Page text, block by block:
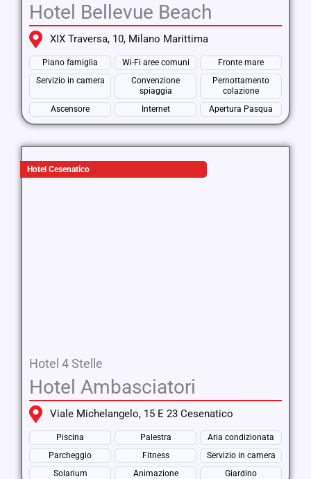
Hotel Bellevue Beach
XIX Traversa, 10, Milano Marittima
Piano famiglia Wi-Fi aree comuni
Fronte mare
Servizio in camera
Convenzione
spiaggia
Pernottamento
colazione
Ascensore
Internet Apertura Pasqua
Hotel Cesenatico
Hotel 4 Stelle
Hotel Ambasciatori
Viale Michelangelo, 15 E 23 Cesenatico
Piscina Palestra
Aria condizionata
Parcheggio
Fitness
Servizio in camera
Solarium
Animazione Giardino